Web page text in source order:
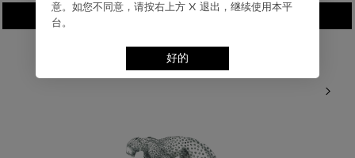
加入购物袋
意。如您不同意，请按右上⽅ X 退出，继续使⽤本平
台。
好的